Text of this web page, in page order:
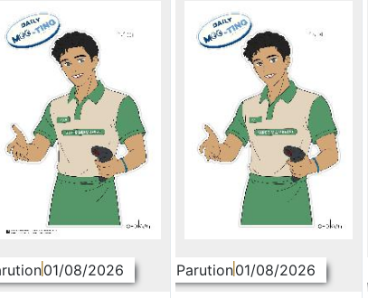
01/08/2026 Parution01/08/2026